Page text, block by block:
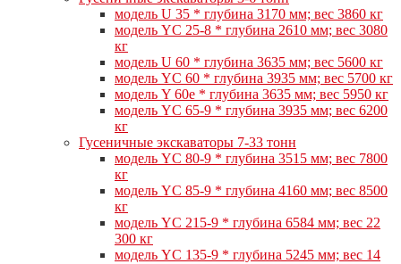
модель U 35 * глубина 3170 мм; вес 3860 кг
модель YC 25-8 * глубина 2610 мм; вес 3080
кг
модель U 60 * глубина 3635 мм; вес 5600 кг
модель YC 60 * глубина 3935 мм; вес 5700 кг
модель Y 60e * глубина 3635 мм; вес 5950 кг
модель YC 65-9 * глубина 3935 мм; вес 6200
кг
Гусеничные экскаваторы 7-33 тонн
модель YC 80-9 * глубина 3515 мм; вес 7800
кг
модель YC 85-9 * глубина 4160 мм; вес 8500
кг
модель YC 215-9 * глубина 6584 мм; вес 22
300 кг
модель YC 135-9 * глубина 5245 мм; вес 14